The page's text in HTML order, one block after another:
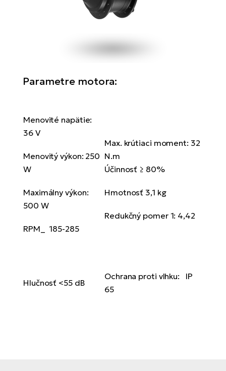
Parametre motora:
Menovité napätie:
36 V
Menovitý výkon: 250
W
Maximálny výkon:
500 W
RPM_ 185-285
Max. krútiaci moment: 32
N.m
Účinnosť ≥ 80%
Hmotnosť 3,1 kg
Redukčný pomer 1: 4,42
Hlučnosť <55 dB
Ochrana proti vlhku: IP
65